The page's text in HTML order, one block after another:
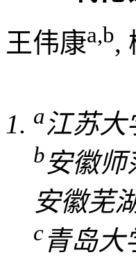
王伟康a,b,
a江苏大
b安徽
安徽芜
c青岛大